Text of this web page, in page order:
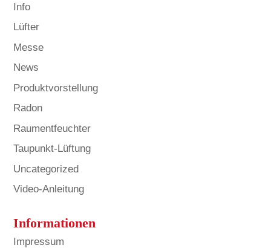
Info
Lüfter
Messe
News
Produktvorstellung
Radon
Raumentfeuchter
Taupunkt-Lüftung
Uncategorized
Video-Anleitung
Informationen
Impressum